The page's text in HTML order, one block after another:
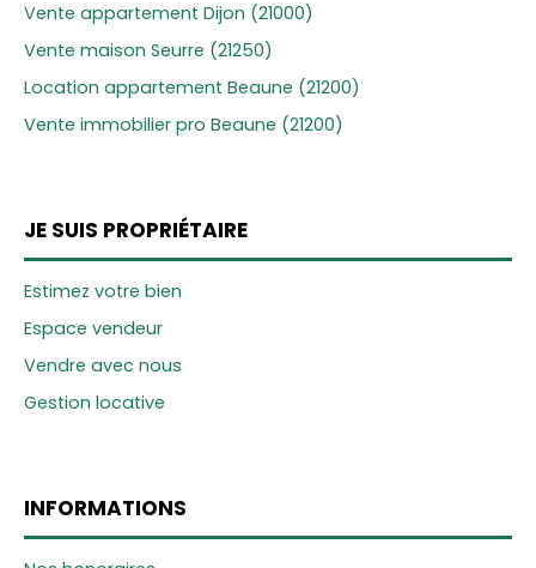
Vente appartement Dijon (21000)
Vente maison Seurre (21250)
Location appartement Beaune (21200)
Vente immobilier pro Beaune (21200)
JE SUIS PROPRIÉTAIRE
Estimez votre bien
Espace vendeur
Vendre avec nous
Gestion locative
INFORMATIONS